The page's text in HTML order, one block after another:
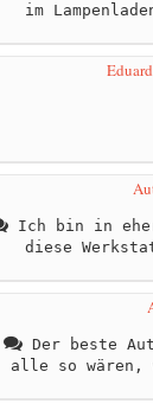
im
Ich bin in
diese
Der beste
alle so wären,